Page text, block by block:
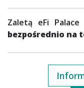
Zaletą eFi
bezpośrednio na